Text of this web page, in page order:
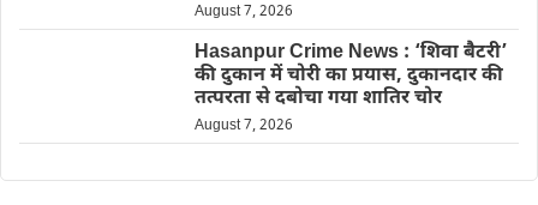
August 7, 2026
Hasanpur Crime News : ‘शिवा बैटरी’
की दुकान में चोरी का प्रयास, दुकानदार की
तत्परता से दबोचा गया शातिर चोर
August 7, 2026